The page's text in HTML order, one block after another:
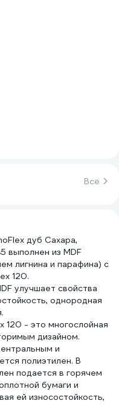
Все
дуб Сахара,
из MDF
лигнина и парафина) с
120.
улучшает свойства
однородная
120 - это многослойная
дизайном.
и
полиэтилен. В
подается в горячем
бумаги и
ей износостойкость,